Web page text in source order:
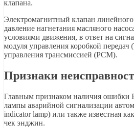
клапана.
Электромагнитный клапан линейного
давление нагнетания масляного
условиями движения, в ответ на
модуля управления коробкой
управления трансмиссией (PCM).
Признаки
Главным признаком наличия ошибки
лампы аварийной сигнализации
indicator lamp) или также известная
чек энджин.